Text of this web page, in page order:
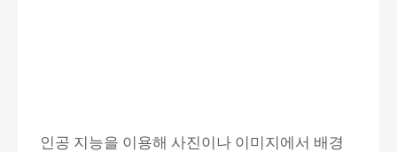
인공 지능을 이용해 사진이나 이미지에서 배경